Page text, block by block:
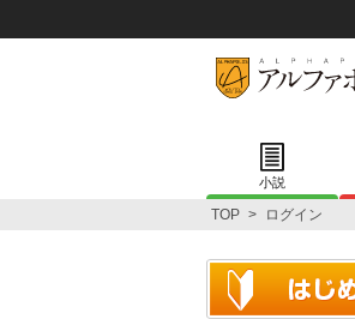
小説
TOP > ログイン